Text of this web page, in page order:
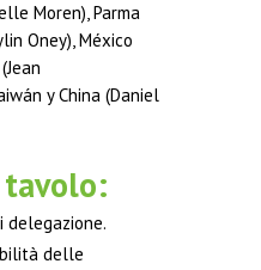
Moren), Parma
Oney), México
y China (Daniel
delegazione.
delle